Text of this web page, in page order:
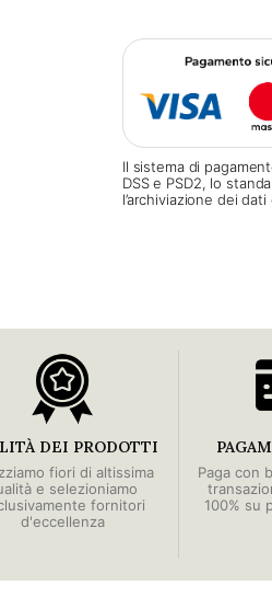
Il sistema di
DSS e PSD2, lo
l’archiviazione dei
DEI PRODOTTI
fiori di altissima
e selezioniamo
fornitori
d'eccellenza
Paga con
100% su